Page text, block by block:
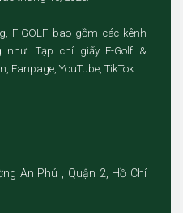
F-GOLF bao gồm các kênh
Tạp chí giấy F-Golf &
Fanpage, YouTube, TikTok...
An Phú , Quận 2, Hồ Chí